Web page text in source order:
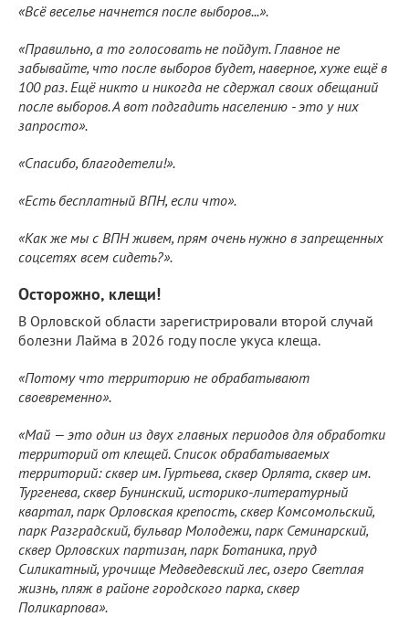
«Всё веселье начнется после выборов...».
«Правильно, а то голосовать не пойдут. Главное не
забывайте, что после выборов будет, наверное, хуже ещё в
100 раз. Ещё никто и никогда не сдержал своих обещаний
после выборов. А вот подгадить населению - это у них
запросто».
«Спасибо, благодетели!».
«Есть бесплатный ВПН, если что».
«Как же мы с ВПН живем, прям очень нужно в запрещенных
соцсетях всем сидеть?».
Осторожно, клещи!
В Орловской области зарегистрировали второй случай
болезни Лайма в 2026 году после укуса клеща.
«Потому что территорию не обрабатывают
своевременно».
«Май — это один из двух главных периодов для обработки
территорий от клещей. Список обрабатываемых
территорий: сквер им. Гуртьева, сквер Орлята, сквер им.
Тургенева, сквер Бунинский, историко-литературный
квартал, парк Орловская крепость, сквер Комсомольский,
парк Разградский, бульвар Молодежи, парк Семинарский,
сквер Орловских партизан, парк Ботаника, пруд
Силикатный, урочище Медведевский лес, озеро Светлая
жизнь, пляж в районе городского парка, сквер
Поликарпова».